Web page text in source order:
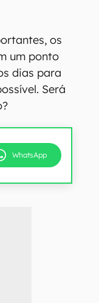
os
um ponto
dias para
Será
WhatsApp